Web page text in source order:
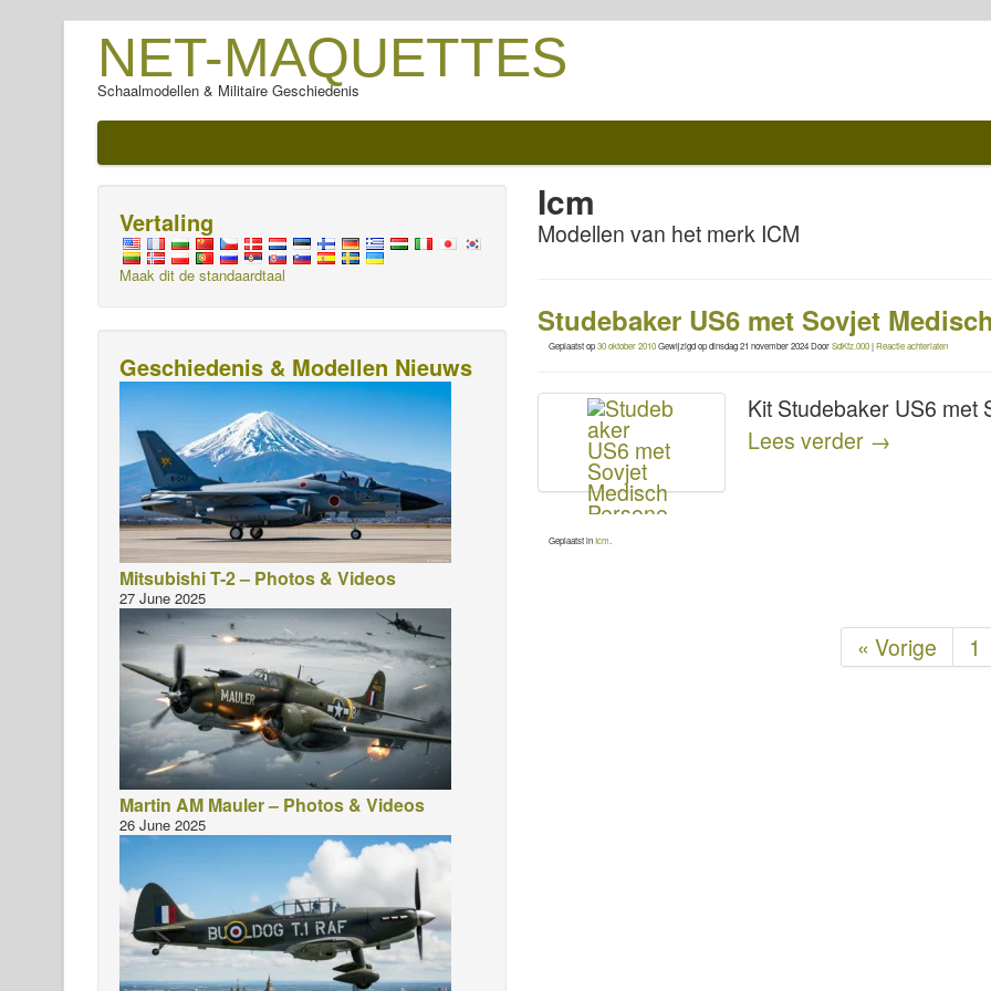
NET-MAQUETTES
Schaalmodellen & Militaire Geschiedenis
Icm
Modellen van het merk ICM
Studebaker US6 met Sovjet
Geplaatst op30 oktober 2010Gewijzigd opdinsdag 21 november 2024DoorSdKfz.000|Reactie achterlaten
Kit Studebaker US6 met
Lees verder →
Geplaatst inIcm
« Vorige 1
Vertaling
Maak dit de standaardtaal
Geschiedenis & Modellen Nieuws
Mitsubishi T-2 – Photos & Videos
27 June 2025
Martin AM Mauler – Photos & Videos
26 June 2025